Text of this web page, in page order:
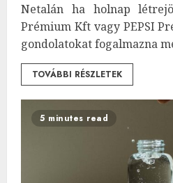
Netalán ha holnap
Prémium Kft vagy PEPSI
gondolatokat fogalmazna
TOVÁBBI RÉSZLETEK
5 minutes read